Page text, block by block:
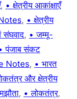
, • क्षेत्रीय आकांक्षाएँ
, • क्षेत्रीय
संघवाद, • जम्मू-
पंजाब संकट
Notes, • भारत
और क्षेत्रीय
, • लोकतंत्र,